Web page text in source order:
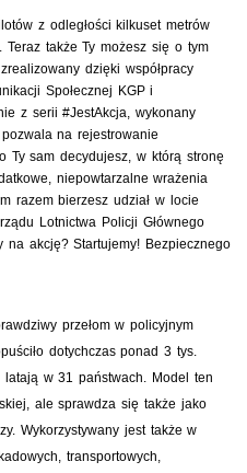
z odległości kilkuset metrów
także Ty możesz się o tym
dzięki współpracy
Społecznej KGP i
z serii #JestAkcja, wykonany
na rejestrowanie
Ty sam decydujesz, w którą stronę
niepowtarzalne wrażenia
razem bierzesz udział w locie
Lotnictwa Policji Głównego
akcję? Startujemy! Bezpiecznego
przełom w policyjnym
dotychczas ponad 3 tys.
latają w 31 państwach. Model ten
ale sprawdza się także jako
Wykorzystywany jest także w
transportowych,